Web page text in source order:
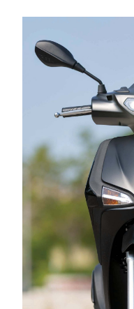
Νέα
Τεχνολογία
Mobility
Σταθμοί φόρτισης
Classic
Παρουσιάσεις
DRIVE Away